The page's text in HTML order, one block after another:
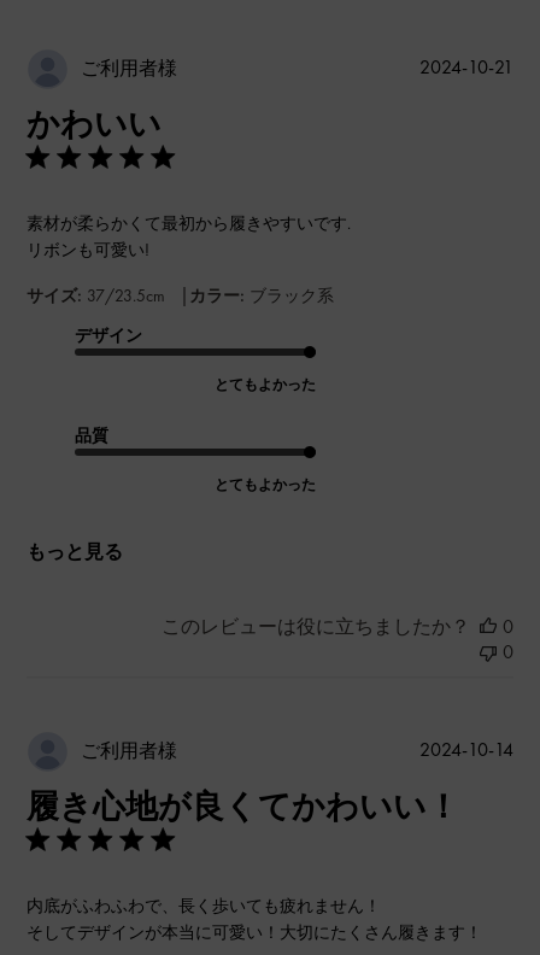
ご利用者様
かわいい
素材が柔らかくて最初から履きやすいです.
リボンも可愛い!
サイズ: 37/23.5cm | カラー: ブラック系
デザイン
とてもよかった
品質
とてもよかった
もっと見る
2024-10-21
このレビューは役に立ちましたか？
0
0
ご利用者様
履き心地が良くてかわいい！
内底がふわふわで、長く歩いても疲れません！
そしてデザインが本当に可愛い！大切にたくさん履きます！
公
2024-10-14